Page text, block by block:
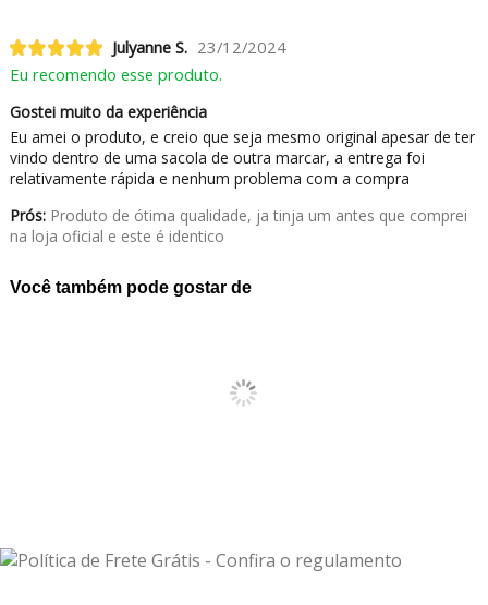
Julyanne S. 23/12/2024
Eu recomendo esse produto.
Gostei muito da experiência
Eu amei o produto, e creio que seja mesmo original apesar de ter
vindo dentro de uma sacola de outra marcar, a entrega foi
relativamente rápida e nenhum problema com a compra
Prós: Produto de ótima qualidade, ja tinja um antes que comprei
na loja oficial e este é identico
Você também pode gostar de